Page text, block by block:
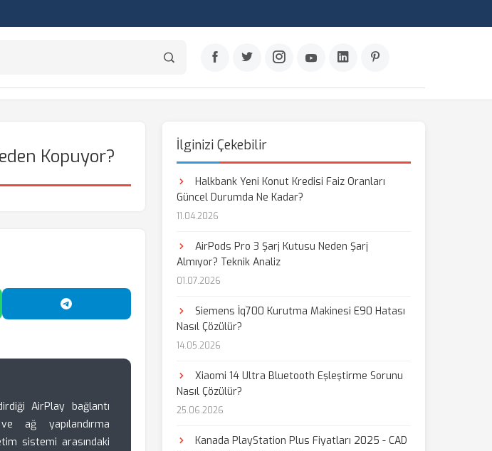
Kopuyor?
Paylaş Telegram'da Paylaş
AirPlay bağlantı
ağ yapılandırma
sistemi arasındaki
İlginizi Çekebilir
Halkbank Yeni Konut Kredisi Faiz Oranları
Güncel Durumda Ne Kadar?
11.04.2026
AirPods Pro 3 Şarj Kutusu Neden Şarj
Almıyor? Teknik Analiz
01.07.2026
Siemens İq700 Kurutma Makinesi E90 Hatası
Nasıl Çözülür?
14.05.2026
Xiaomi 14 Ultra Bluetooth Eşleştirme Sorunu
Nasıl Çözülür?
25.06.2026
Kanada PlayStation Plus Fiyatları 2025 - CAD